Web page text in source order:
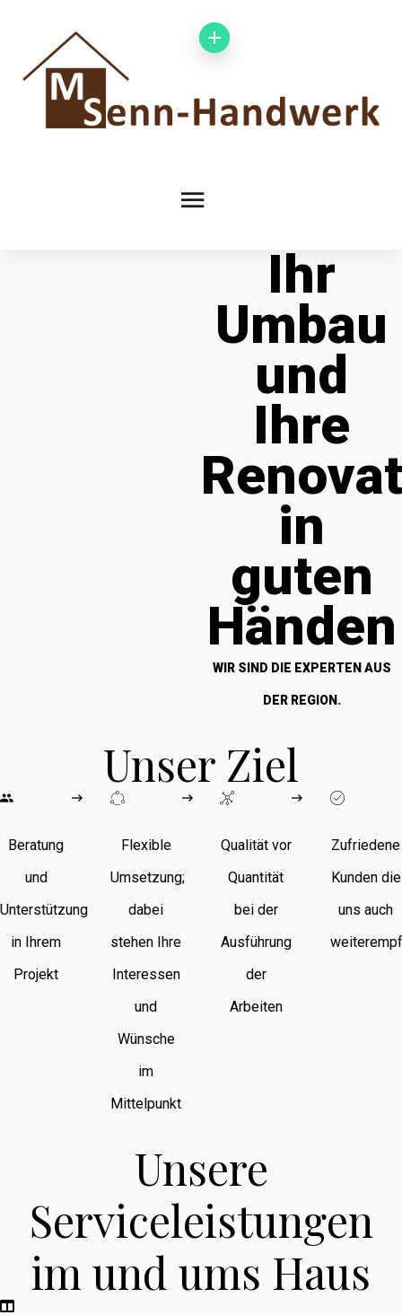
Ihr
Umbau
und
Ihre
in
guten
Händen
WIR SIND DIE EXPERTEN AUS
DER REGION.
Unser Ziel
Beratung
und
Unterstützung
in Ihrem
Projekt
Flexible
Umsetzung;
dabei
stehen Ihre
Interessen
und
Wünsche
im
Mittelpunkt
Qualität vor
Quantität
bei der
Ausführung
der
Arbeiten
Zufriedene
Kunden die
uns auch
Unsere
Serviceleistungen
im und ums Haus